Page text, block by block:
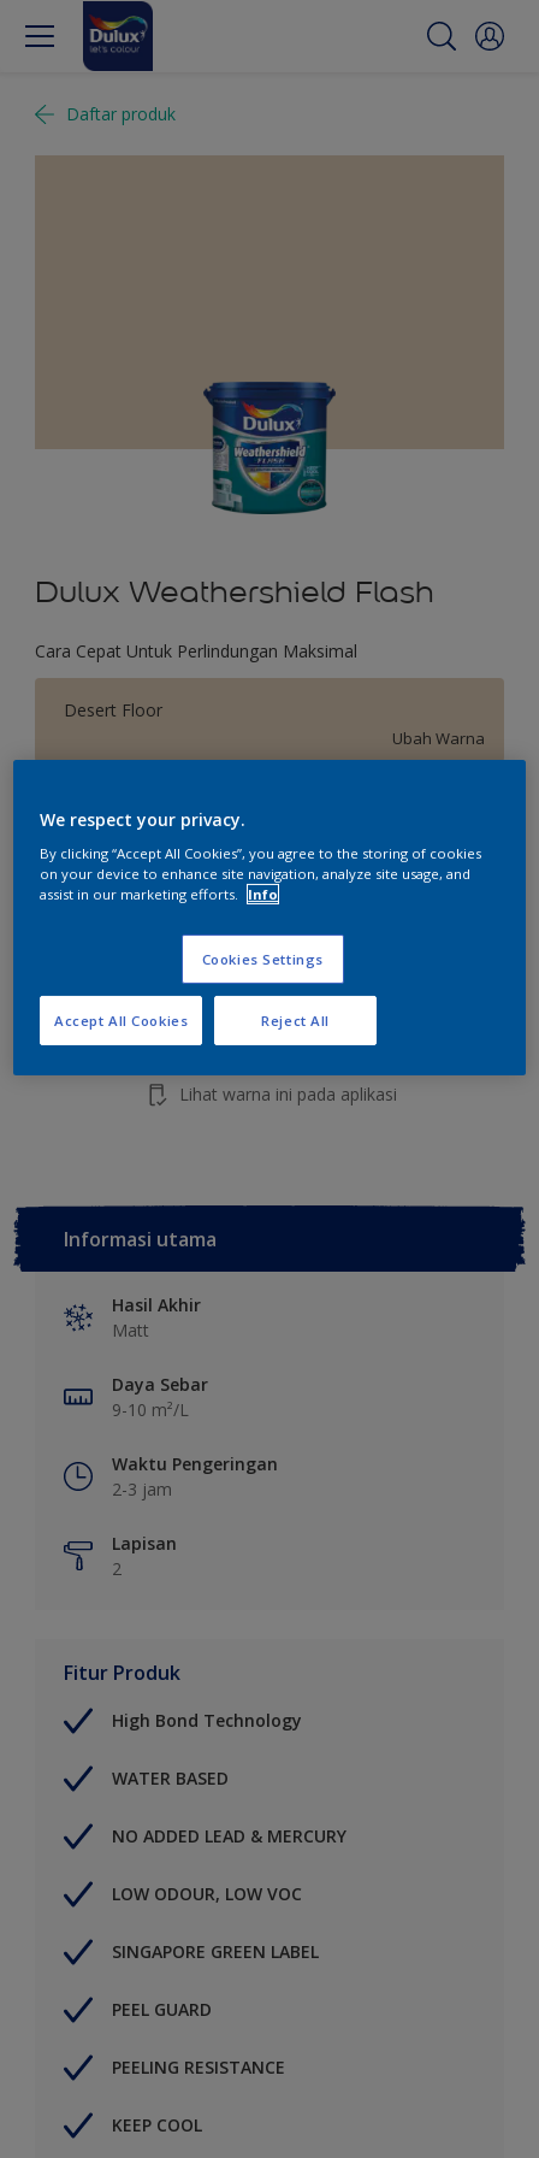
Daftar produk
Dulux Weathershield Flash
Cara Cepat Untuk Perlindungan Maksimal
Desert Floor
Ubah Warna
2.5 L 20 L
Kalkulator cat
Tambahkan ke Ruang Kerja Temukan Toko
Lihat warna ini pada aplikasi
Informasi utama
Hasil Akhir
Matt
Daya Sebar
9-10 m²/L
Waktu Pengeringan
2-3 jam
Lapisan
2
Fitur Produk
High Bond Technology
WATER BASED
NO ADDED LEAD & MERCURY
LOW ODOUR, LOW VOC
SINGAPORE GREEN LABEL
PEEL GUARD
PEELING RESISTANCE
KEEP COOL
We respect your privacy.
By clicking “Accept All Cookies”, you agree to the storing of cookies
on your device to enhance site navigation, analyze site usage, and
assist in our marketing efforts.
Info
Cookies Settings
Reject All
Accept All Cookies